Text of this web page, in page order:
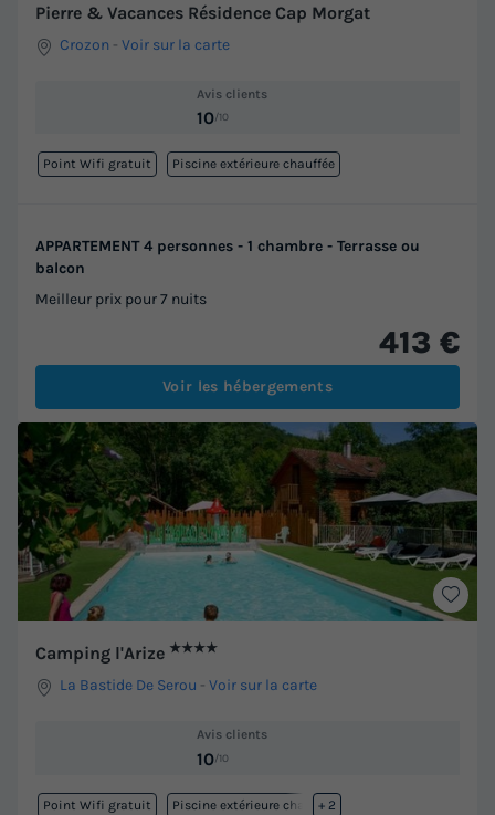
Pierre & Vacances Résidence Cap Morgat
Crozon -Voir sur la carte
Avis clients
10/10
Point Wifi gratuit Piscine extérieure chauffée
APPARTEMENT 4 personnes - 1 chambre - Terrasse ou
balcon
Meilleur prix pour 7 nuits
413 €
Voir les hébergements
Camping l'Arize ★★★★
La Bastide De Serou -Voir sur la carte
Avis clients
10/10
Point Wifi gratuit Piscine extérieure chauffée
+ 2